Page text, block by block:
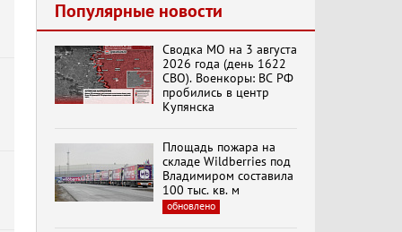
Хук слева: «Что и
требовалось доказать!»
(07.08.2026)
Бренды Советской
эпохи "Гжель"
Популярные новости
Сводка МО на 3 августа
2026 года (день 1622
СВО). Военкоры: ВС РФ
пробились в центр
Купянска
Площадь пожара на
складе Wildberries под
Владимиром составила
100 тыс. кв. м
обновлено